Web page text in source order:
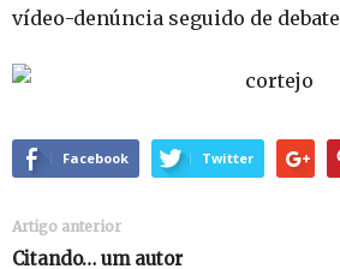
vídeo-denúncia seguido de debate
Facebook Twitter
Artigo anterior
Citando… um autor